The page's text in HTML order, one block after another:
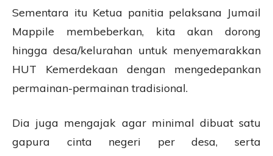
Sementara itu Ketua panitia pelaksana Jumail
Mappile membeberkan, kita akan dorong
hingga desa/kelurahan untuk menyemarakkan
HUT Kemerdekaan dengan mengedepankan
permainan-permainan tradisional.
Dia juga mengajak agar minimal dibuat satu
gapura cinta negeri per desa, serta